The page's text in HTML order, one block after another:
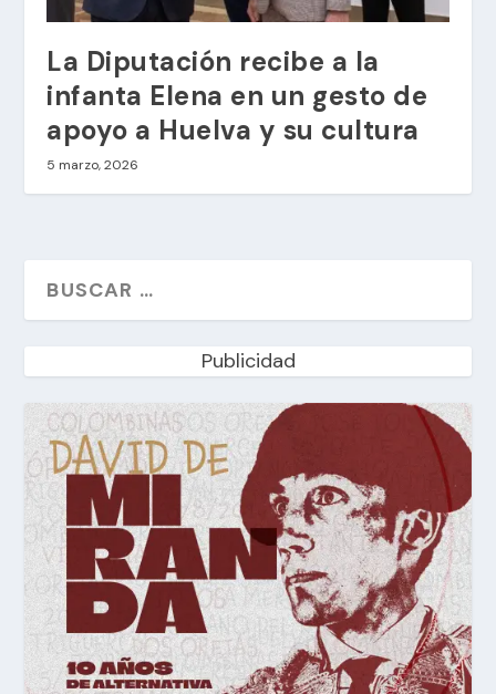
La Diputación recibe a la
infanta Elena en un gesto de
apoyo a Huelva y su cultura
5 marzo, 2026
Publicidad